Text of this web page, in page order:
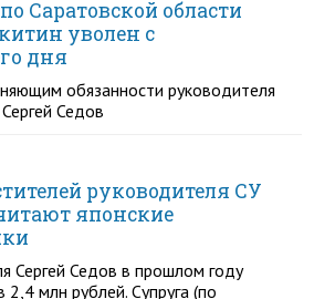
Саратовской области
уволен с
дня
обязанности руководителя
Седов
руководителя СУ
японские
Сергей Седов в прошлом году
млн рублей. Супруга (по